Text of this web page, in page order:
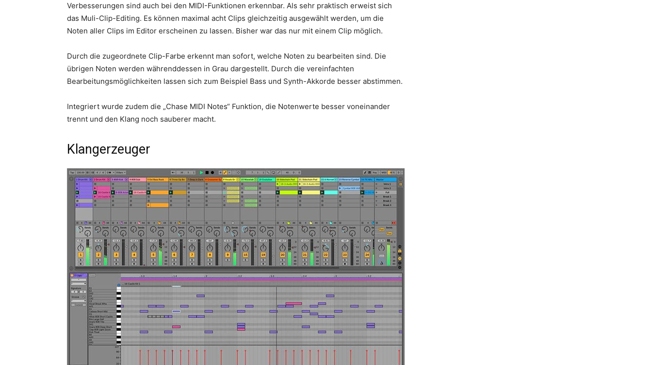
Verbesserungen sind auch bei den MIDI-Funktionen erkennbar. Als sehr praktisch erweist sich
das Muli-Clip-Editing. Es können maximal acht Clips gleichzeitig ausgewählt werden, um die
Noten aller Clips im Editor erscheinen zu lassen. Bisher war das nur mit einem Clip möglich.
Durch die zugeordnete Clip-Farbe erkennt man sofort, welche Noten zu bearbeiten sind. Die
übrigen Noten werden währenddessen in Grau dargestellt. Durch die vereinfachten
Bearbeitungsmöglichkeiten lassen sich zum Beispiel Bass und Synth-Akkorde besser abstimmen.
Integriert wurde zudem die „Chase MIDI Notes“ Funktion, die Notenwerte besser voneinander
trennt und den Klang noch sauberer macht.
Klangerzeuger